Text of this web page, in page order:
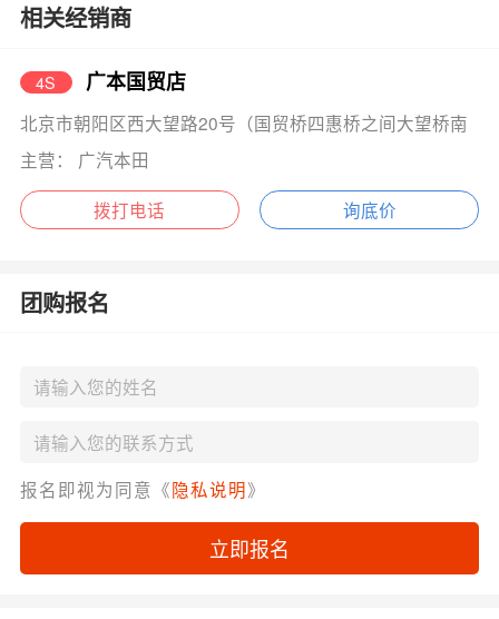
相关经销商
4S 广本国贸店
北京市朝阳区西大望路20号（国贸桥四惠桥之间大望桥南
主营： 广汽本田
拨打电话 询底价
团购报名
报名即视为同意《隐私说明》
立即报名